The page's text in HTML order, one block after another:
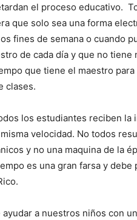
el proceso educativo.
que solo sea una forma
fines de semana o cuando
de cada día y que no
que tiene el maestro
clases.
los estudiantes reciben
velocidad. No todos
y no una maquina de la
es una gran farsa y
a nuestros niños con